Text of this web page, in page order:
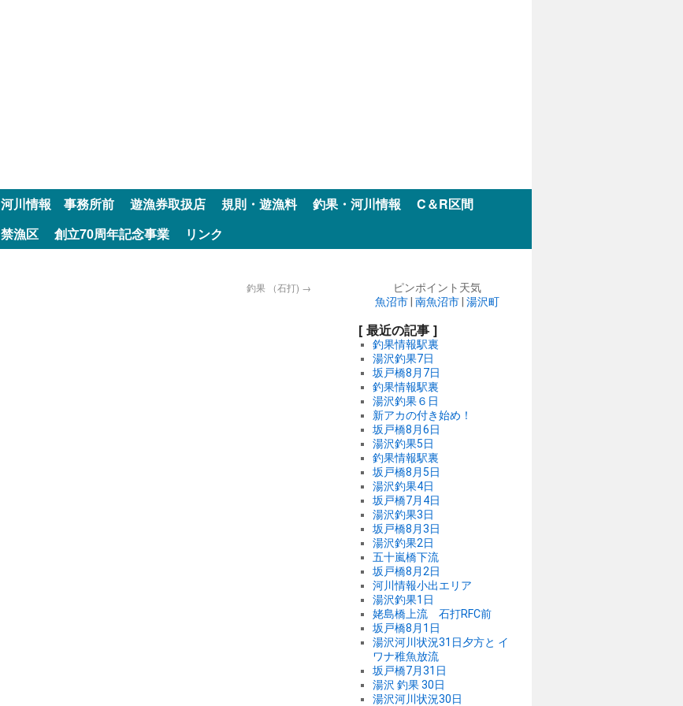
河川情報 事務所前 遊漁券取扱店 規則・遊漁料 釣果・河川情報
C＆R区間
禁漁区 創立70周年記念事業 リンク
釣果 （石打) →
ピンポイント天気
魚沼市 南魚沼市 湯沢町
[ 最近の記事 ]
釣果情報駅裏
湯沢釣果7日
坂戸橋8月7日
釣果情報駅裏
湯沢釣果６日
新アカの付き始め！
坂戸橋8月6日
湯沢釣果5日
釣果情報駅裏
坂戸橋8月5日
湯沢釣果4日
坂戸橋7月4日
湯沢釣果3日
坂戸橋8月3日
湯沢釣果2日
五十嵐橋下流
坂戸橋8月2日
河川情報小出エリア
湯沢釣果1日
姥島橋上流 石打RFC前
坂戸橋8月1日
湯沢河川状況31日夕方と イ
ワナ稚魚放流
坂戸橋7月31日
湯沢 釣果 30日
湯沢河川状況30日